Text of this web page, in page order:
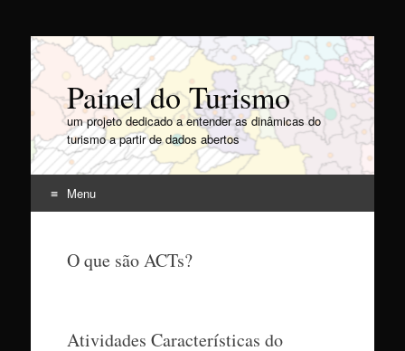
Painel do Turismo
um projeto dedicado a entender as dinâmicas do
turismo a partir de dados abertos
Menu
O que são ACTs?
Atividades Características do